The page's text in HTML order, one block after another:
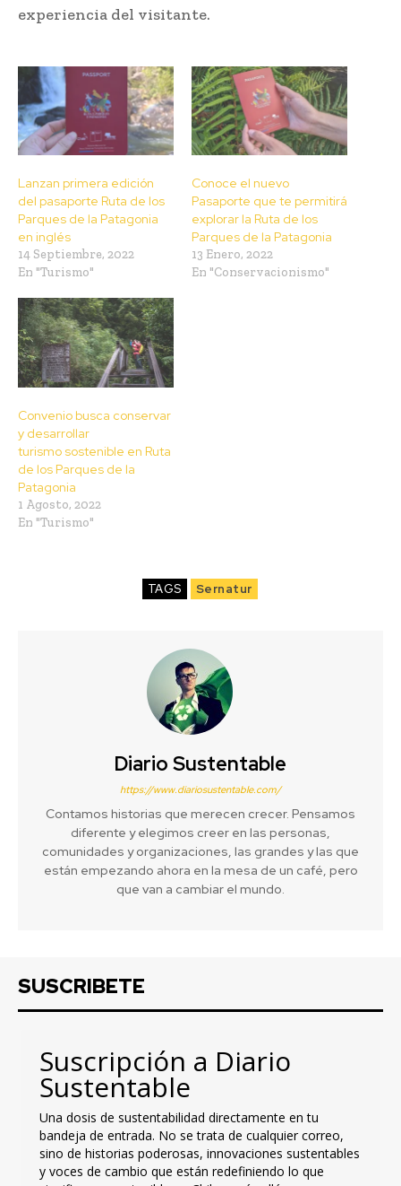
experiencia del visitante.
Lanzan primera edición
del pasaporte Ruta de los
Parques de la Patagonia
en inglés
14 Septiembre, 2022
En "Turismo"
Conoce el nuevo
Pasaporte que te permitirá
explorar la Ruta de los
Parques de la Patagonia
13 Enero, 2022
En "Conservacionismo"
Convenio busca conservar
y desarrollar
turismo sostenible en Ruta
de los Parques de la
Patagonia
1 Agosto, 2022
En "Turismo"
TAGS Sernatur
Diario Sustentable
https://www.diariosustentable.com/
Contamos historias que merecen crecer. Pensamos
diferente y elegimos creer en las personas,
comunidades y organizaciones, las grandes y las que
están empezando ahora en la mesa de un café, pero
que van a cambiar el mundo.
SUSCRIBETE
Suscripción a Diario
Sustentable
Una dosis de sustentabilidad directamente en tu
bandeja de entrada. No se trata de cualquier correo,
sino de historias poderosas, innovaciones sustentables
y voces de cambio que están redefiniendo lo que